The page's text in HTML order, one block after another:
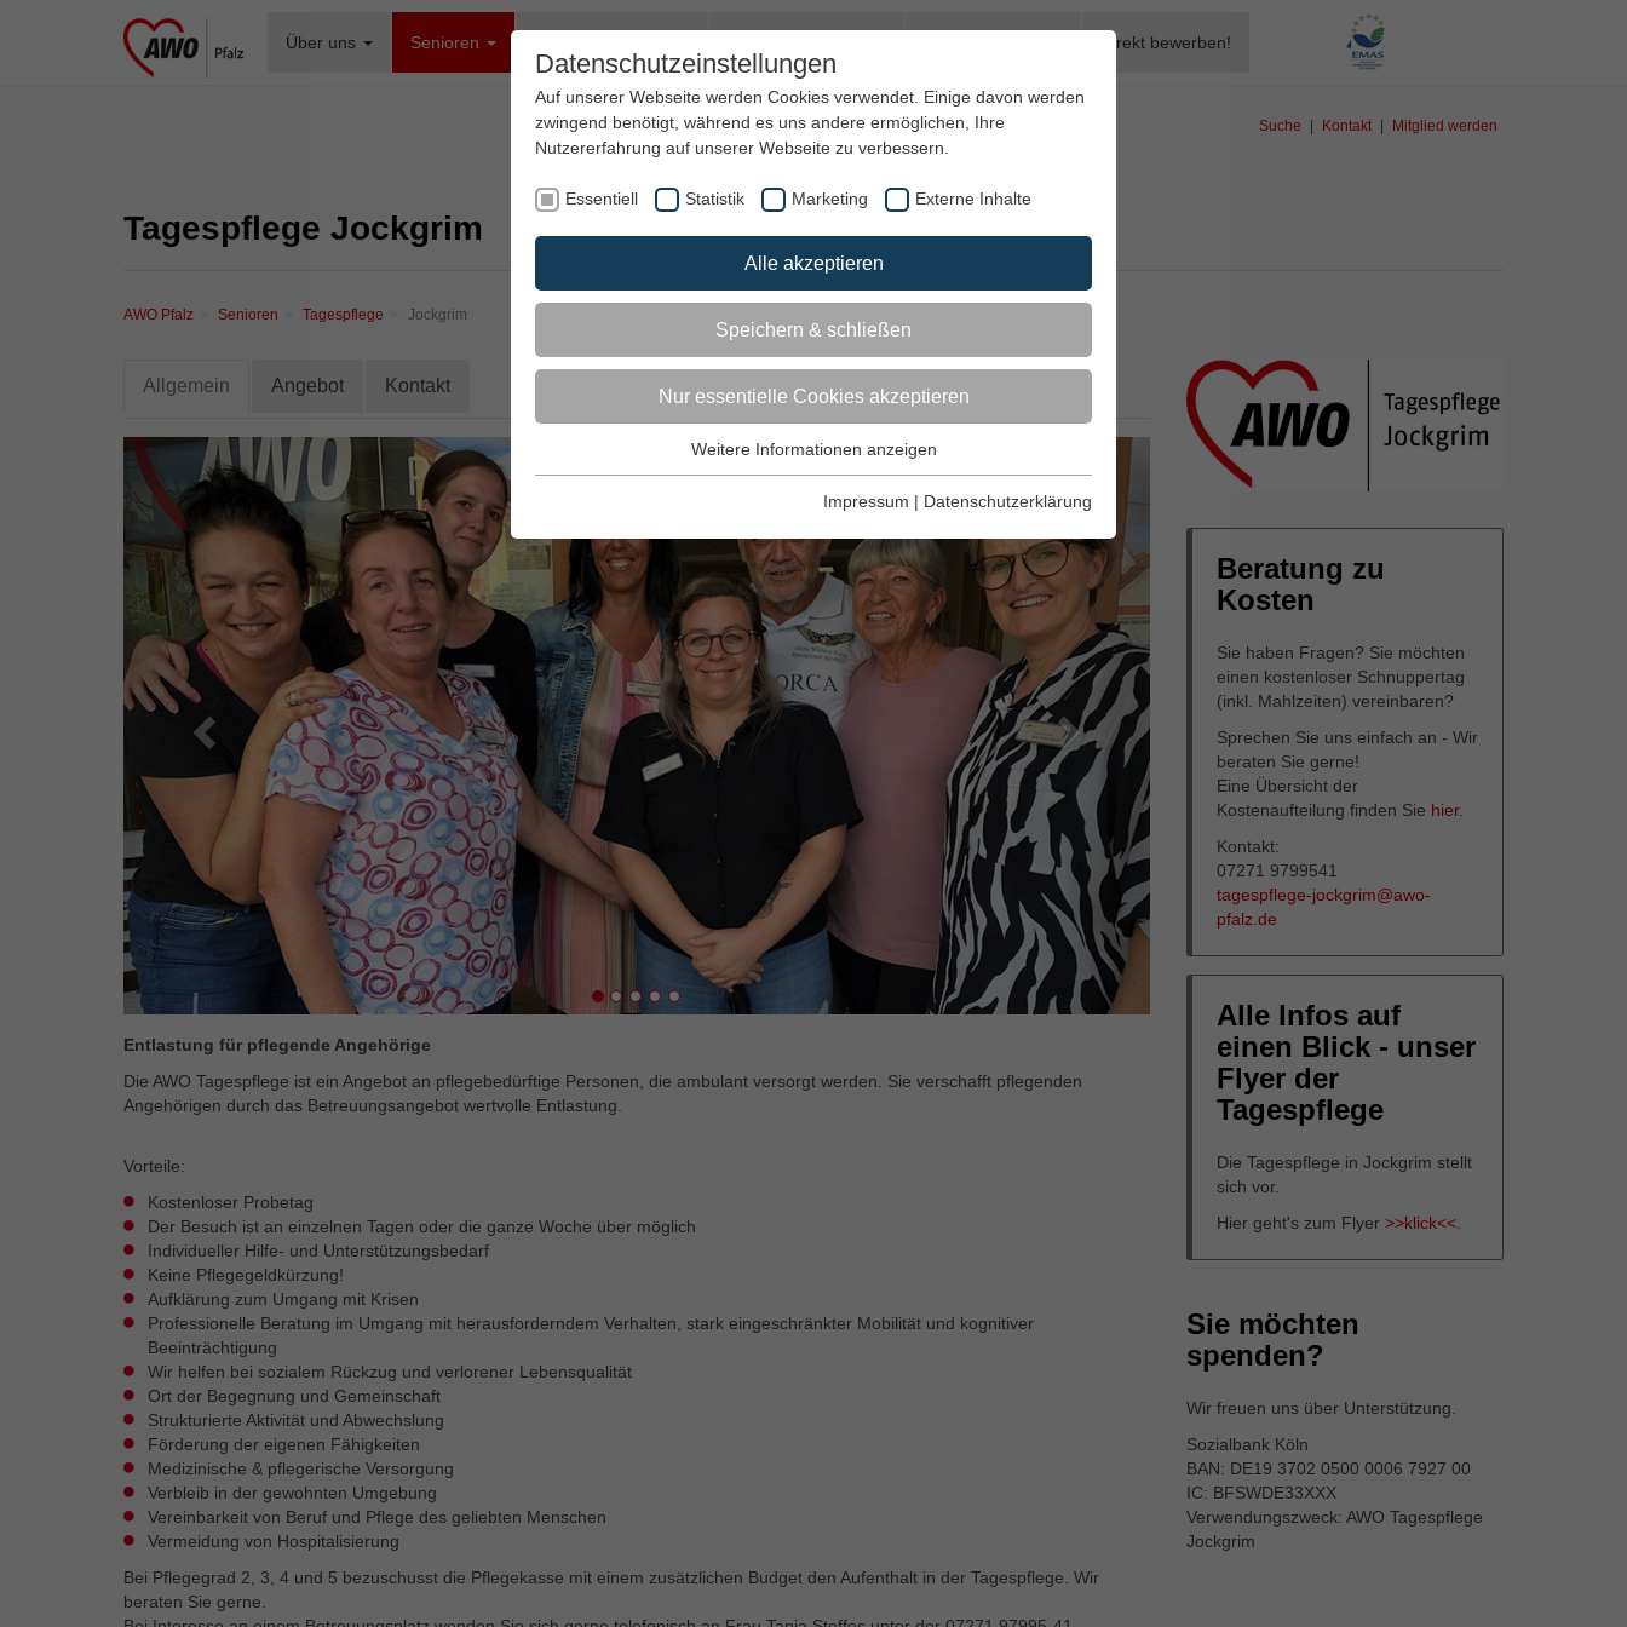
Über uns Senioren Direkt bewerben!
Suche Kontakt Mitglied werden
Tagespflege Jockgrim
AWO Pfalz Senioren Tagespflege Jockgrim
Beratung zu
Kosten
Sie haben Fragen? Sie möchten
einen kostenloser Schnuppertag
(inkl. Mahlzeiten) vereinbaren?
Sprechen Sie uns einfach an - Wir
beraten Sie gerne!
Eine Übersicht der
Kostenaufteilung finden Sie hier.
Kontakt:
07271 9799541
tagespflege-jockgrim@awo-
pfalz.de
Alle Infos auf
einen Blick - unser
Flyer der
Tagespflege
Die Tagespflege in Jockgrim stellt
sich vor.
Hier geht's zum Flyer>>klick<<.
Sie möchten
spenden?
Wir freuen uns über Unterstützung.
Sozialbank Köln
BAN: DE19 3702 0500 0006 7927 00
IC: BFSWDE33XXX
Verwendungszweck: AWO Tagespflege
Jockgrim
Allgemein Angebot Kontakt
Zurück
Entlastung für pflegende Angehörige
Die AWO Tagespflege ist ein Angebot an pflegebedürftige Personen, die ambulant versorgt werden. Sie verschafft pflegenden
Angehörigen durch das Betreuungsangebot wertvolle Entlastung.
Vorteile:
Kostenloser Probetag
Der Besuch ist an einzelnen Tagen oder die ganze Woche über möglich
Individueller Hilfe- und Unterstützungsbedarf
Keine Pflegegeldkürzung!
Aufklärung zum Umgang mit Krisen
Professionelle Beratung im Umgang mit herausforderndem Verhalten, stark eingeschränkter Mobilität und kognitiver
Beeinträchtigung
Wir helfen bei sozialem Rückzug und verlorener Lebensqualität
Ort der Begegnung und Gemeinschaft
Strukturierte Aktivität und Abwechslung
Förderung der eigenen Fähigkeiten
Medizinische & pflegerische Versorgung
Verbleib in der gewohnten Umgebung
Vereinbarkeit von Beruf und Pflege des geliebten Menschen
Vermeidung von Hospitalisierung
Bei Pflegegrad 2, 3, 4 und 5 bezuschusst die Pflegekasse mit einem zusätzlichen Budget den Aufenthalt in der Tagespflege. Wir
beraten Sie gerne.
Datenschutzeinstellungen
Auf unserer Webseite werden Cookies verwendet. Einige davon werden
zwingend benötigt, während es uns andere ermöglichen, Ihre
Nutzererfahrung auf unserer Webseite zu verbessern.
Essentiell Statistik Marketing Externe Inhalte
Alle akzeptieren
Speichern & schließen
Nur essentielle Cookies akzeptieren
Diese Tags und Cookies werden für die Grundfunktionen der
Statistik
Mit diesen Tags können wir die Nutzung der Webseite analysieren,
um deren Leistung zu messen und zu verbessern.
Marketing
Marketing-Cookies werden in der Regel verwendet, um Ihnen
Werbung anzuzeigen, die Ihren Interessen entspricht. Wenn Sie
andere Webseiten besuchen, wird das Cookie Ihres Browsers
erkannt und ausgewählte Werbeanzeigen werden Ihnen basierend
auf den in diesem Cookie gespeicherte Informationen angezeigt (Art.
6 Abs. 1 S. 1a DSGVO).
Externe Inhalte
Wir verwenden auf unserer Website externe Inhalte, um Ihnen
zusätzliche Informationen anzubieten.
Weitere Informationen anzeigen
Impressum | Datenschutzerklärung